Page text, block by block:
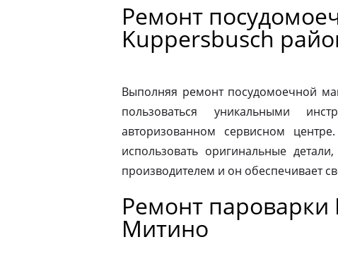
Ремонт
Kuppersbusch
Выполняя ремонт посудомоечной
пользоваться уникальными
авторизованном сервисном
использовать оригинальные
производителем и он обеспечивает
Ремонт
Митино